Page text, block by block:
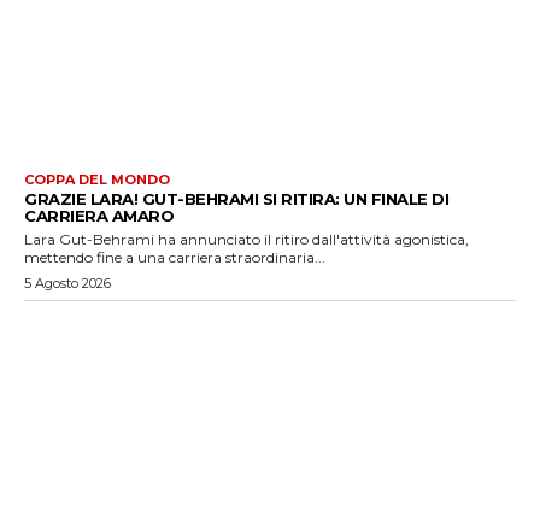
COPPA DEL MONDO
GRAZIE LARA! GUT-BEHRAMI SI RITIRA: UN FINALE DI
CARRIERA AMARO
Lara Gut-Behrami ha annunciato il ritiro dall'attività agonistica,
mettendo fine a una carriera straordinaria...
5 Agosto 2026